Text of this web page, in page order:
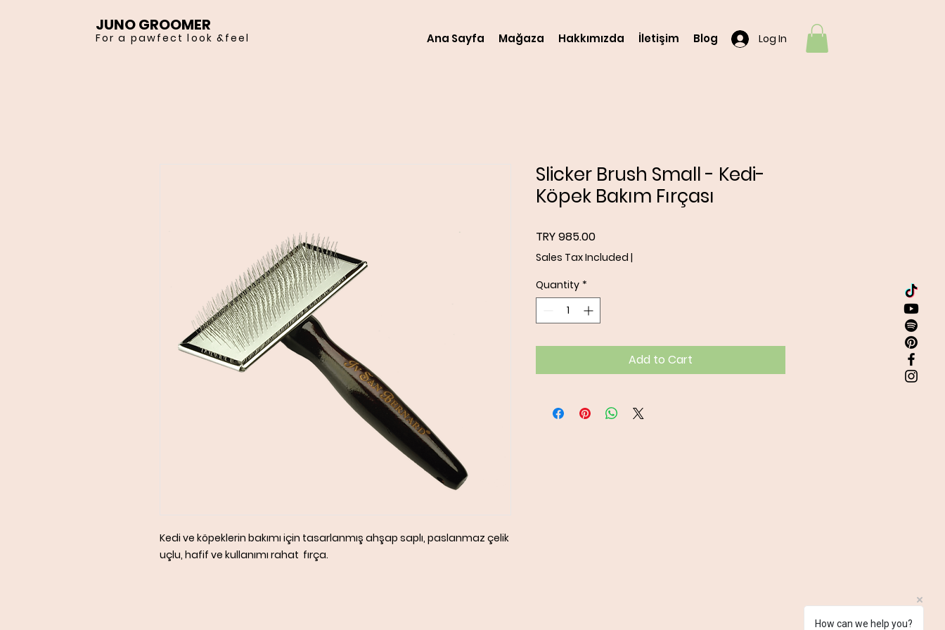
JUNO GROOMER
For a pawfect look &feel Log In
Ana Sayfa Mağaza Hakkımızda İletişim Blog
Kedi ve köpeklerin bakımı için tasarlanmış ahşap saplı, paslanmaz çelik
uçlu, hafif ve kullanımı rahat fırça.
Slicker Brush Small - Kedi-
Köpek Bakım Fırçası
TRY 985.00Price
Sales Tax Included |
Quantity *
Add to Cart
How can we help you?